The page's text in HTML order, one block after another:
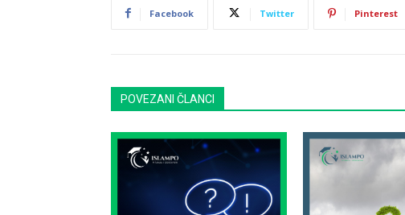
Facebook Twitter Pinterest
POVEZANI ČLANCI